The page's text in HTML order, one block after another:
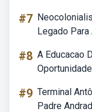
#7
Legado Para
#8 A Educacao
#9 Terminal
Padre